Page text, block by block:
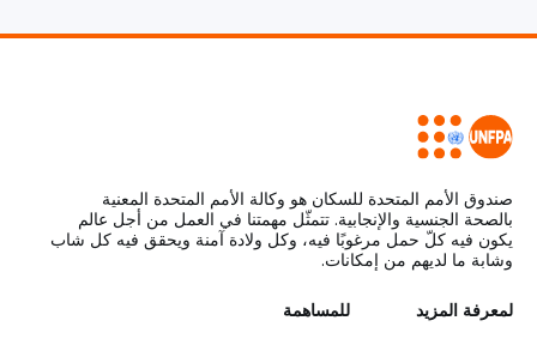
صندوق الأمم المتحدة للسكان هو وكالة الأمم المتحدة المعنية
بالصحة الجنسية والإنجابية. تتمثّل مهمتنا في العمل من أجل عالم
يكون فيه كلّ حمل مرغوبًا فيه، وكل ولادة آمنة ويحقق فيه كل شاب
وشابة ما لديهم من إمكانات.
L
لمعرفة المزيد
G
للمساهمة